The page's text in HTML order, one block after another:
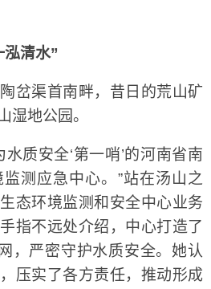
清水”
渠首南畔，昔日的荒山矿
湿地公园。
质安全‘第一哨’的河南省南
测应急中心。”站在汤山之
态环境监测和安全中心业务
指不远处介绍，中心打造了
，严密守护水质安全。她认
压实了各方责任，推动形成